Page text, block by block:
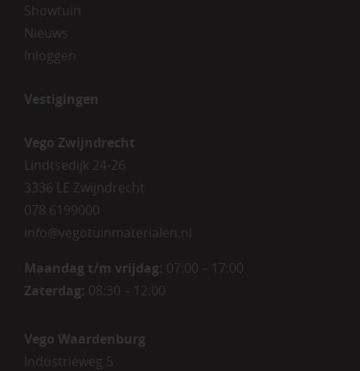
Showtuin
Nieuws
Inloggen
Vestigingen
Vego Zwijndrecht
Lindtsedijk 24-26
3336 LE Zwijndrecht
078 6199000
info@vegotuinmaterialen.nl
Maandag t/m vrijdag: 07:00 – 17:00
Zaterdag: 08:30 – 12:00
Vego Waardenburg
Industrieweg 5